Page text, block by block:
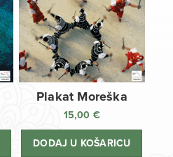
Plakat Moreška
15,00 €
DODAJ U KOŠARICU